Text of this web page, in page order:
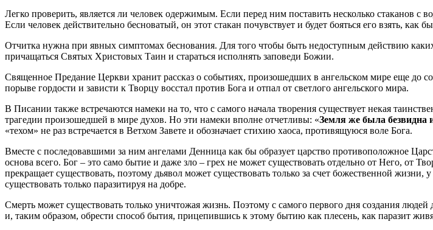
Легко проверить, является ли человек одержимым. Если перед ним поставить несколько стаканов с
Если человек действительно бесноватый, он этот стакан почувствует и будет бояться его взять, как
Отчитка нужна при явных симптомах беснования. Для того чтобы быть недоступным действию
причащаться Святых Христовых Таин и стараться исполнять заповеди Божии.
Священное Предание Церкви хранит рассказ о событиях, произошедших в ангельском мире еще до
порыве гордости и зависти к Творцу восстал против Бога и отпал от светлого ангельского мира.
В Писании также встречаются намеки на то, что с самого начала творения существует некая
трагедии произошедшей в мире духов. Но эти намеки вполне отчетливы: «Земля же была безвидна
«техом» не раз встречается в Ветхом Завете и обозначает стихию хаоса, противящуюся воле Бога.
Вместе с последовавшими за ним ангелами Денница как бы образует царство противоположное
основа всего. Бог – это само бытие и даже зло – грех не может существовать отдельно от Него, от
прекращает существовать, поэтому дьявол может существовать только за счет божественной
существовать только паразитируя на добре.
Смерть может существовать только уничтожая жизнь. Поэтому с самого первого дня создания
и, таким образом, обрести способ бытия, прицепившись к этому бытию как плесень, как паразит